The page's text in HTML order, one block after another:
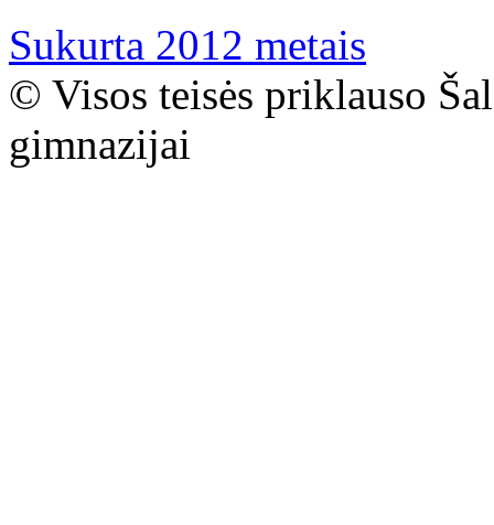
Sukurta 2012 metais
© Visos teisės priklauso
gimnazijai